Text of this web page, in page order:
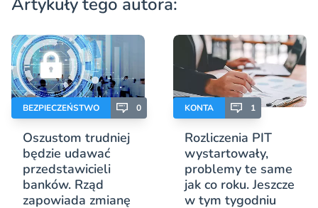
BEZPIECZEŃSTWO 0
Oszustom trudniej
będzie udawać
przedstawicieli
banków. Rząd
zapowiada zmianę
KONTA 1
Rozliczenia PIT
wystartowały,
problemy te same
jak co roku. Jeszcze
w tym tygodniu